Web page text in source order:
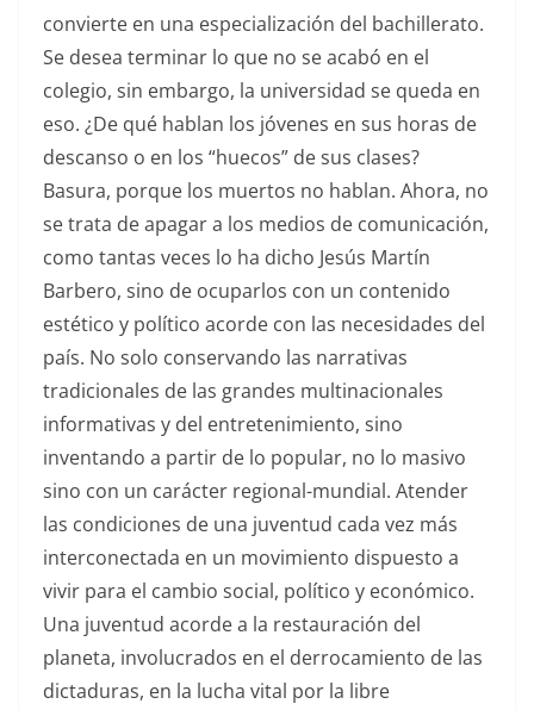
convierte en una especialización del bachillerato.
Se desea terminar lo que no se acabó en el
colegio, sin embargo, la universidad se queda en
eso. ¿De qué hablan los jóvenes en sus horas de
descanso o en los “huecos” de sus clases?
Basura, porque los muertos no hablan. Ahora, no
se trata de apagar a los medios de comunicación,
como tantas veces lo ha dicho Jesús Martín
Barbero, sino de ocuparlos con un contenido
estético y político acorde con las necesidades del
país. No solo conservando las narrativas
tradicionales de las grandes multinacionales
informativas y del entretenimiento, sino
inventando a partir de lo popular, no lo masivo
sino con un carácter regional-mundial. Atender
las condiciones de una juventud cada vez más
interconectada en un movimiento dispuesto a
vivir para el cambio social, político y económico.
Una juventud acorde a la restauración del
planeta, involucrados en el derrocamiento de las
dictaduras, en la lucha vital por la libre